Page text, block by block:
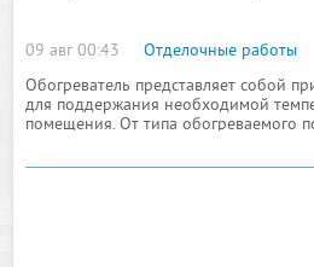
09 авг 00:43
Отделочные работы
Обогреватель представляет собой
для поддержания необходимой
помещения. От типа обогреваемого